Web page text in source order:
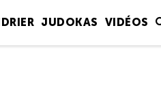
JUDOKAS VIDÉOS